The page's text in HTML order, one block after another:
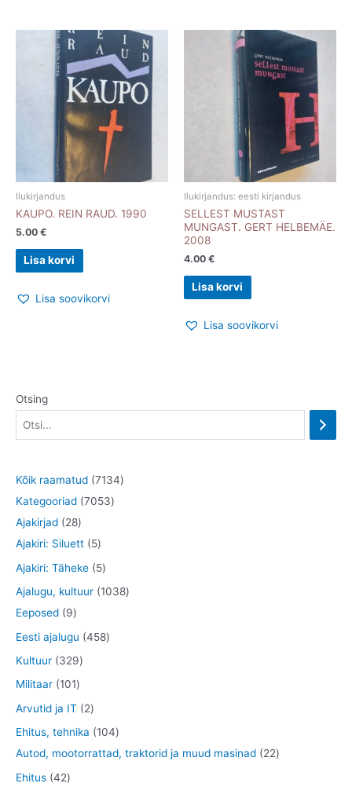
Ilukirjandus
KAUPO. REIN RAUD. 1990
5.00 €
Lisa korvi
Lisa soovikorvi
Ilukirjandus: eesti kirjandus
SELLEST MUSTAST
MUNGAST. GERT HELBEMÄE.
2008
4.00 €
Lisa korvi
Lisa soovikorvi
Otsing
Kõik raamatud 71347
o
Kategooriad 70537
t
Ajakirjad 282
8
t
t
Ajakiri: Siluett 55
t
o
Ajakiri: Täheke 55
t
o
Ajalugu, kultuur 10381
e
Eeposed 99
t
o
t
Eesti ajalugu 4584
Kultuur 3293
2
9
Militaar 1011
0
1
t
Arvutid ja IT 22
o
Ehitus, tehnika 1041
0
Autod, mootorrattad, traktorid ja muud masinad 222
Ehitus 424